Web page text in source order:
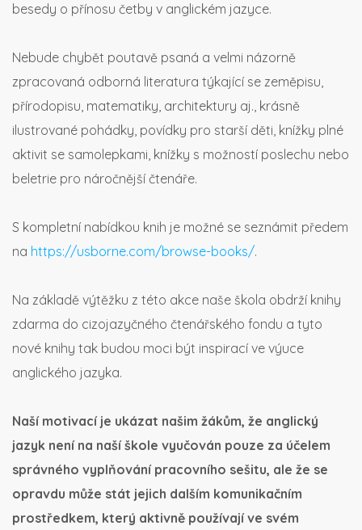
besedy o přínosu četby v anglickém jazyce.
Nebude chybět poutavě psaná a velmi názorně
zpracovaná odborná literatura týkající se zeměpisu,
přírodopisu, matematiky, architektury aj., krásně
ilustrované pohádky, povídky pro starší děti, knížky plné
aktivit se samolepkami, knížky s možností poslechu nebo
beletrie pro náročnější čtenáře.
S kompletní nabídkou knih je možné se seznámit předem
na https://usborne.com/browse-books/.
Na základě výtěžku z této akce naše škola obdrží knihy
zdarma do cizojazyčného čtenářského fondu a tyto
nové knihy tak budou moci být inspirací ve výuce
anglického jazyka.
Naší motivací je ukázat našim žákům, že anglický
jazyk není na naší škole vyučován pouze za účelem
správného vyplňování pracovního sešitu, ale že se
opravdu může stát jejich dalším komunikačním
prostředkem, který aktivně používají ve svém